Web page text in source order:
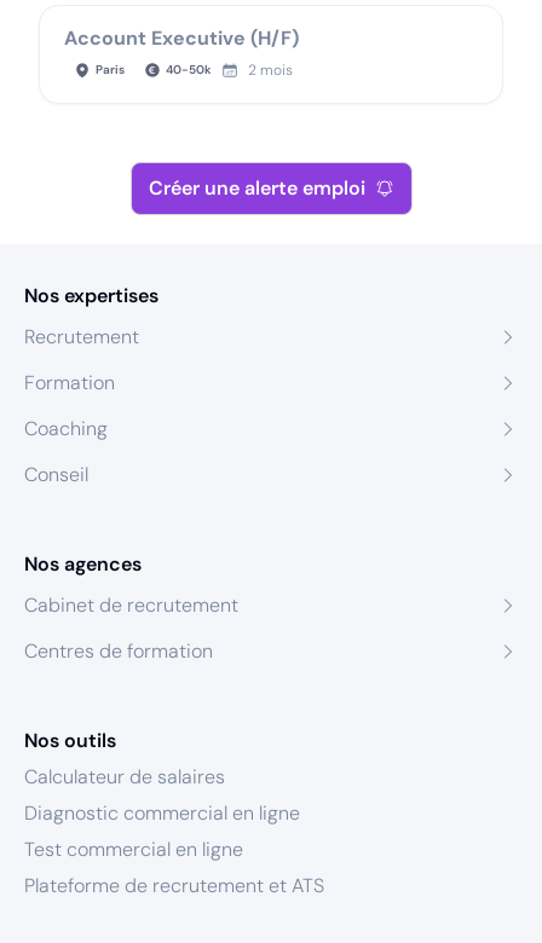
Account Executive (H/F)
Paris 40-50k 2 mois
Créer une alerte emploi
Nos expertises
Recrutement
Formation
Coaching
Conseil
Nos agences
Cabinet de recrutement
Centres de formation
Nos outils
Calculateur de salaires
Diagnostic commercial en ligne
Test commercial en ligne
Plateforme de recrutement et ATS